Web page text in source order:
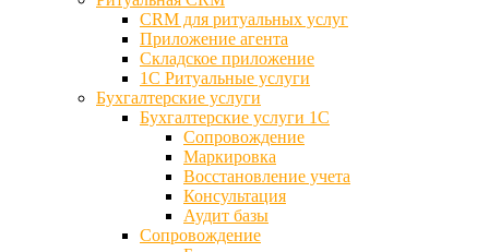
CRM для ритуальных услуг
Приложение агента
Складское приложение
1С Ритуальные услуги
Бухгалтерские услуги
Бухгалтерские услуги 1С
Сопровождение
Маркировка
Восстановление учета
Консультация
Аудит базы
Cопровождение